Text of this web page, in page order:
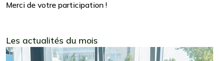
Merci de votre participation !
Les actualités du mois